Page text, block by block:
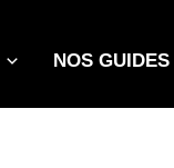
NOS GUIDES